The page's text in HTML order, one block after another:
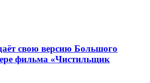
свою версию Большого
фильма «Чистильщик